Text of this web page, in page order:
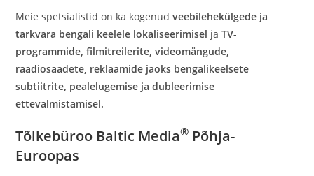
Meie spetsialistid on ka kogenudveebilehekülgede ja
tarkvara bengali keelele lokaliseerimisel jaTV-
programmide, filmitreilerite, videomängude,
raadiosaadete, reklaamide jaoks bengalikeelsete
subtiitrite, pealelugemise ja dubleerimise
ettevalmistamisel.
Tõlkebüroo Baltic Media® Põhja-
Euroopas